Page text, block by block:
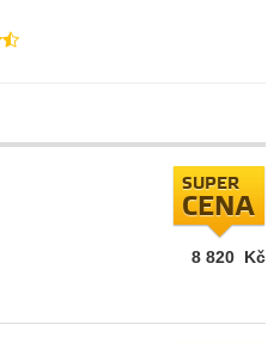
SUPER
CENA
8 820 Kč